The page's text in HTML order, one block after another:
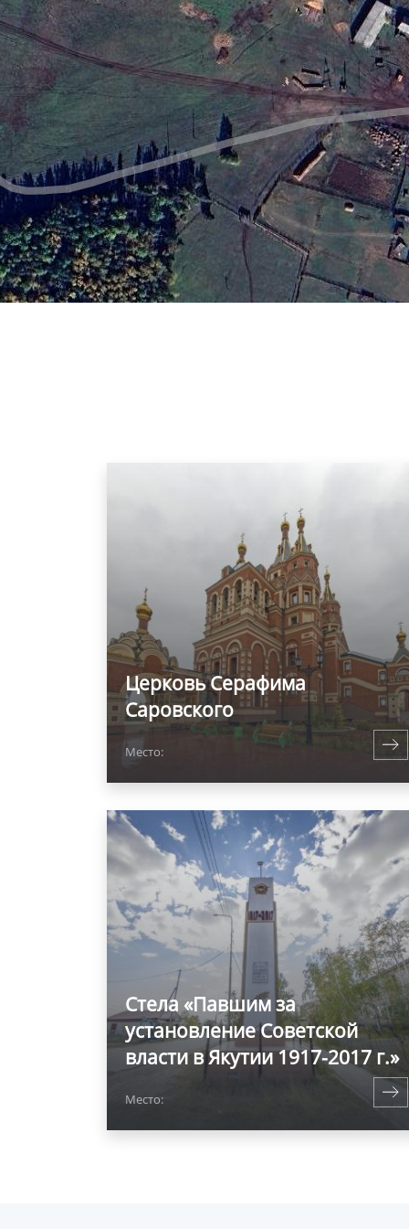
Церковь Серафима
Саровского
Место:
Стела «Павшим за
установление Советской
власти в Якутии 1917-2017 г.»
Место: